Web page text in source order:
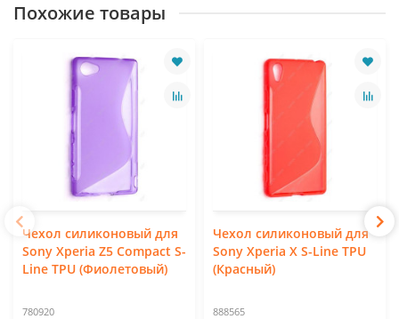
Похожие товары
Чехол силиконовый для
Sony Xperia Z5 Compact S-
Line TPU (Фиолетовый)
780920
Чехол силиконовый для
Sony Xperia X S-Line TPU
(Красный)
888565